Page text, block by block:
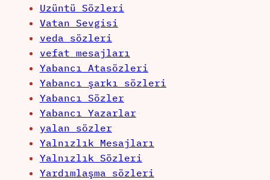
Uzüntü Sözleri
Vatan Sevgisi
veda sözleri
vefat mesajları
Yabancı Atasözleri
Yabancı şarkı sözleri
Yabancı Sözler
Yabancı Yazarlar
yalan sözler
Yalnızlık Mesajları
Yalnızlık Sözleri
Yardımlaşma sözleri